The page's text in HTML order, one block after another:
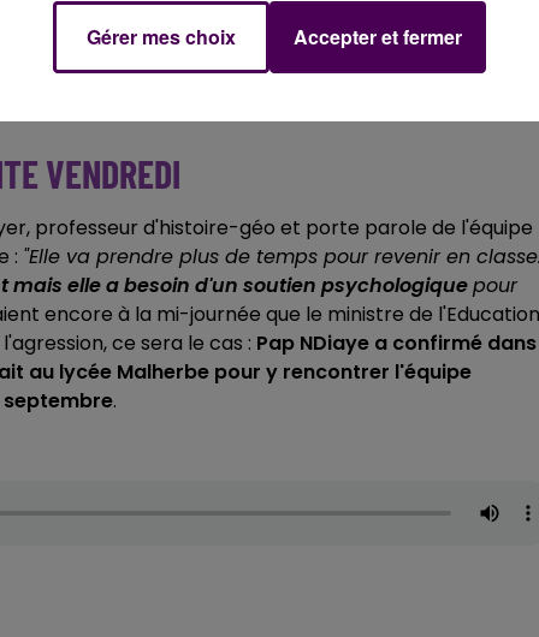
VENDREDI
professeur d'histoire-géo et porte parole de l'équipe
: "Elle va prendre plus de temps pour revenir en
mais elle a besoin d'un soutien psychologiquepour
encore à la mi-journée que le ministre de l'Education
ce sera le cas : Pap NDiaye a confirmé dans
au lycée Malherbe pour y rencontrer l'équipe
septembre.
Gérer mes choix Accepter et fermer